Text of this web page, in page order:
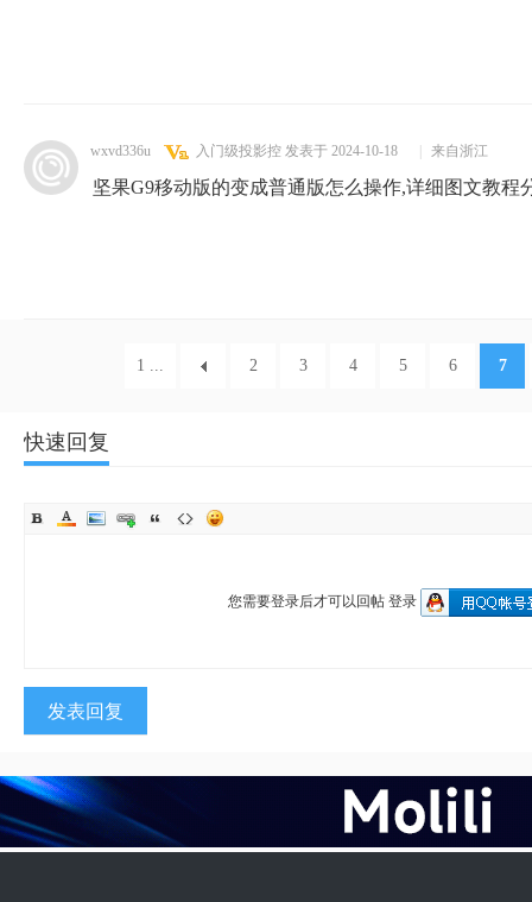
wxvd336u 入门级投影控 发表于 2024-10-18 来自浙江
坚果G9移动版的变成普通版怎么操作,详细图文教程
1 ... 2 3 4 5 6 7
快速回复
您需要登录后才可以回帖 登录
发表回复